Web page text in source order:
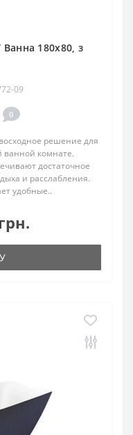
Ванна 180х80, з
09
0
решение для
ванной комнате.
достаточное
и расслабления.
удобные..